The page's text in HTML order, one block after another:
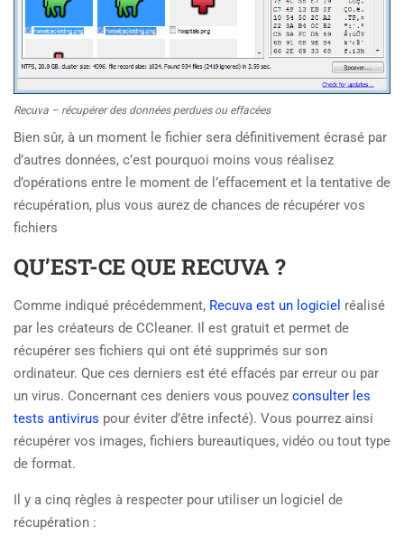
Recuva – récupérer des données perdues ou effacées
Bien sûr, à un moment le fichier sera définitivement écrasé par
d’autres données, c’est pourquoi moins vous réalisez
d’opérations entre le moment de l’effacement et la tentative de
récupération, plus vous aurez de chances de récupérer vos
fichiers
QU’EST-CE QUE RECUVA ?
Comme indiqué précédemment, Recuva est un logiciel réalisé
par les créateurs de CCleaner. Il est gratuit et permet de
récupérer ses fichiers qui ont été supprimés sur son
ordinateur. Que ces derniers est été effacés par erreur ou par
un virus. Concernant ces deniers vous pouvez consulter les
tests antivirus pour éviter d’être infecté). Vous pourrez ainsi
récupérer vos images, fichiers bureautiques, vidéo ou tout type
de format.
Il y a cinq règles à respecter pour utiliser un logiciel de
récupération :